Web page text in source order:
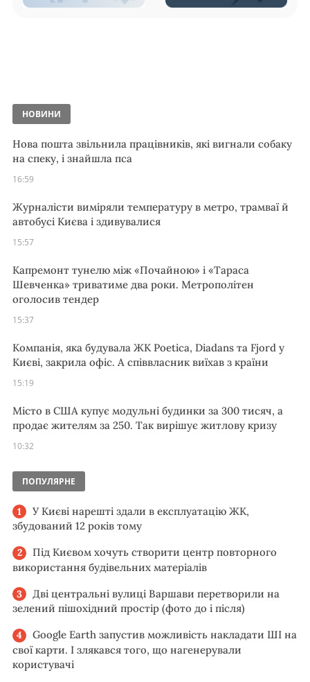
НОВИНИ
Нова пошта звільнила працівників, які вигнали собаку
на спеку, і знайшла пса
16:59
Журналісти виміряли температуру в метро, трамваї й
автобусі Києва і здивувалися
15:57
Капремонт тунелю між «Почайною» і «Тараса
Шевченка» триватиме два роки. Метрополітен
оголосив тендер
15:37
Компанія, яка будувала ЖК Poetica, Diadans та Fjord у
Києві, закрила офіс. А співвласник виїхав з країни
15:19
Місто в США купує модульні будинки за 300 тисяч, а
продає жителям за 250. Так вирішує житлову кризу
10:32
ПОПУЛЯРНЕ
У Києві нарешті здали в експлуатацію ЖК,
збудований 12 років тому
Під Києвом хочуть створити центр повторного
використання будівельних матеріалів
Дві центральні вулиці Варшави перетворили на
зелений пішохідний простір (фото до і після)
Google Earth запустив можливість накладати ШІ на
свої карти. І злякався того, що нагенерували
користувачі